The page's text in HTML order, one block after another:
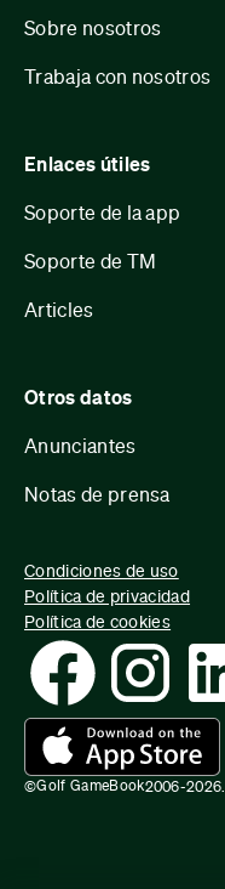
Sobre nosotros
Trabaja con nosotros
Enlaces útiles
Soporte de la app
Soporte de TM
Articles
Otros datos
Anunciantes
Notas de prensa
©Golf GameBook2006-2026
Condiciones de uso
Política de privacidad
Política de cookies